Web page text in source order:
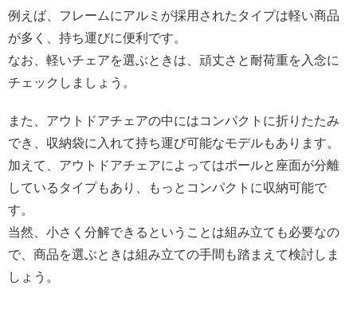
例えば、フレームにアルミが採用されたタイプは軽い商品
が多く、持ち運びに便利です。
なお、軽いチェアを選ぶときは、頑丈さと耐荷重を入念に
チェックしましょう。
また、アウトドアチェアの中にはコンパクトに折りたたみ
でき、収納袋に入れて持ち運び可能なモデルもあります。
加えて、アウトドアチェアによってはポールと座面が分離
しているタイプもあり、もっとコンパクトに収納可能で
す。
当然、小さく分解できるということは組み立ても必要なの
で、商品を選ぶときは組み立ての手間も踏まえて検討しま
しょう。